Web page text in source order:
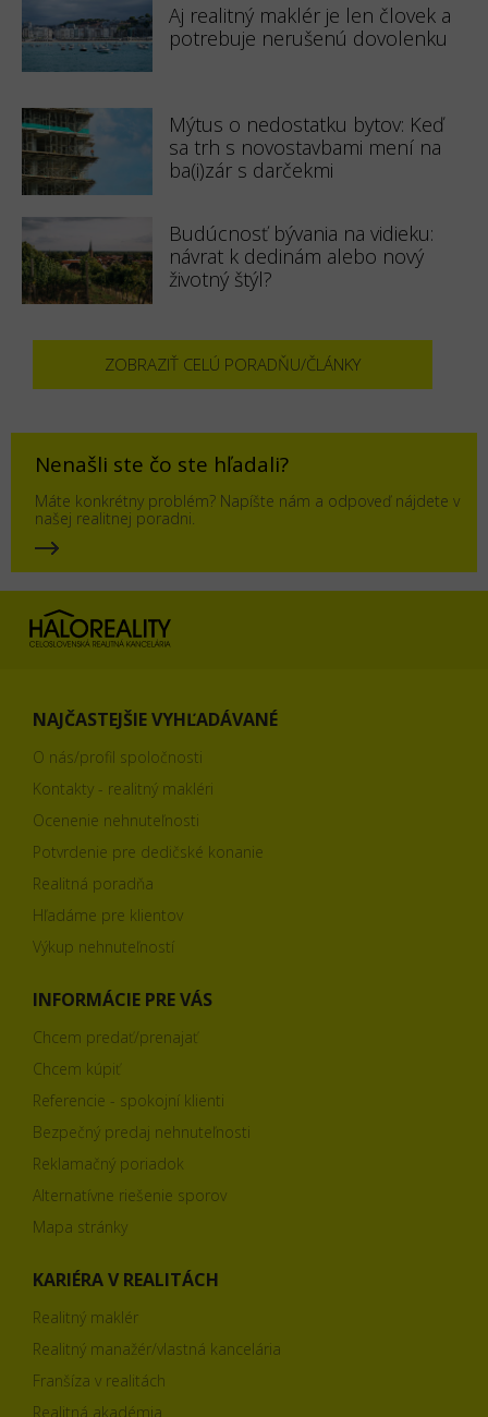
Aj realitný maklér je len človek a
potrebuje nerušenú dovolenku
Mýtus o nedostatku bytov: Keď
sa trh s novostavbami mení na
ba(i)zár s darčekmi
Budúcnosť bývania na vidieku:
návrat k dedinám alebo nový
životný štýl?
ZOBRAZIŤ CELÚ PORADŇU/ČLÁNKY
Nenašli ste čo ste hľadali?
Máte konkrétny problém? Napíšte nám a odpoveď nájdete v
našej realitnej poradni.
NAJČASTEJŠIE VYHĽADÁVANÉ
O nás/profil spoločnosti
Kontakty - realitný makléri
Ocenenie nehnuteľnosti
Potvrdenie pre dedičské konanie
Realitná poradňa
Hľadáme pre klientov
Výkup nehnuteľností
INFORMÁCIE PRE VÁS
Chcem predať/prenajať
Chcem kúpiť
Referencie - spokojní klienti
Bezpečný predaj nehnuteľnosti
Reklamačný poriadok
Alternatívne riešenie sporov
Mapa stránky
KARIÉRA V REALITÁCH
Realitný maklér
Realitný manažér/vlastná kancelária
Franšíza v realitách
Realitná akadémia